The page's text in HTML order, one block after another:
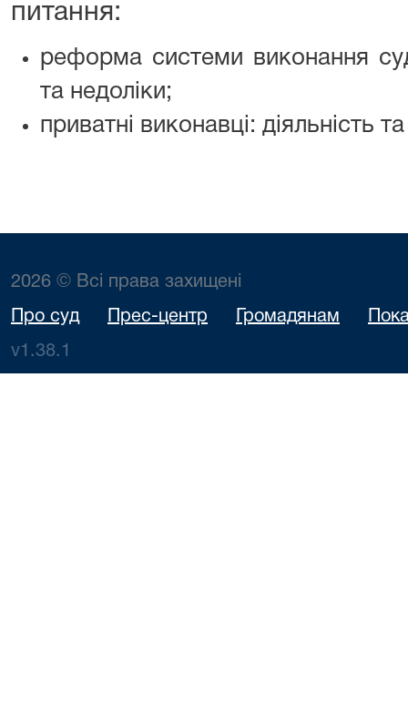
питання:
реформа системи виконання
та недоліки;
приватні виконавці: діяльність
2026 © Всі права захищені
Про суд Прес-центр Громадянам
v1.38.1